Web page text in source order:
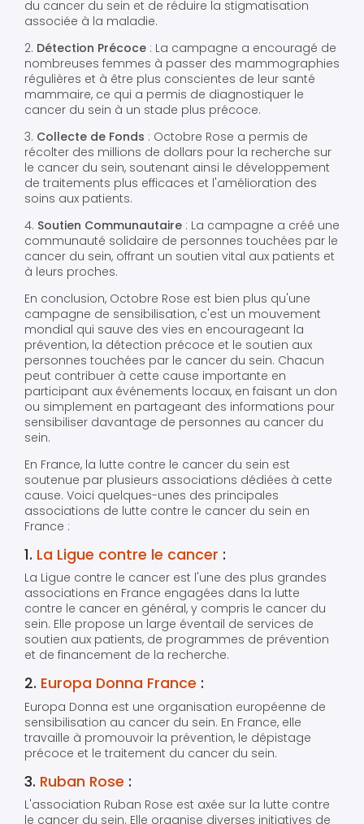
du cancer du sein et de réduire la stigmatisation
associée à la maladie.
2. Détection Précoce : La campagne a encouragé de
nombreuses femmes à passer des mammographies
régulières et à être plus conscientes de leur santé
mammaire, ce qui a permis de diagnostiquer le
cancer du sein à un stade plus précoce.
3. Collecte de Fonds : Octobre Rose a permis de
récolter des millions de dollars pour la recherche sur
le cancer du sein, soutenant ainsi le développement
de traitements plus efficaces et l'amélioration des
soins aux patients.
4. Soutien Communautaire : La campagne a créé une
communauté solidaire de personnes touchées par le
cancer du sein, offrant un soutien vital aux patients et
à leurs proches.
En conclusion, Octobre Rose est bien plus qu'une
campagne de sensibilisation, c'est un mouvement
mondial qui sauve des vies en encourageant la
prévention, la détection précoce et le soutien aux
personnes touchées par le cancer du sein. Chacun
peut contribuer à cette cause importante en
participant aux événements locaux, en faisant un don
ou simplement en partageant des informations pour
sensibiliser davantage de personnes au cancer du
sein.
En France, la lutte contre le cancer du sein est
soutenue par plusieurs associations dédiées à cette
cause. Voici quelques-unes des principales
associations de lutte contre le cancer du sein en
France :
1. La Ligue contre le cancer :
La Ligue contre le cancer est l'une des plus grandes
associations en France engagées dans la lutte
contre le cancer en général, y compris le cancer du
sein. Elle propose un large éventail de services de
soutien aux patients, de programmes de prévention
et de financement de la recherche.
2. Europa Donna France :
Europa Donna est une organisation européenne de
sensibilisation au cancer du sein. En France, elle
travaille à promouvoir la prévention, le dépistage
précoce et le traitement du cancer du sein.
3. Ruban Rose :
L'association Ruban Rose est axée sur la lutte contre
le cancer du sein. Elle organise diverses initiatives de